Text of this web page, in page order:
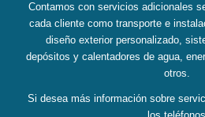
Contamos con servicios adicionales
cada cliente como transporte e
diseño exterior personalizado,
depósitos y calentadores de agua,
otros.
Si desea más información sobre